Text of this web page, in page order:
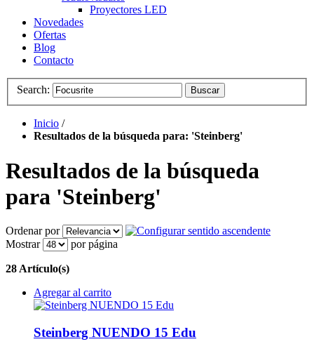
Proyectores LED
Novedades
Ofertas
Blog
Contacto
Search: Buscar
Inicio /
Resultados de la búsqueda para: 'Steinberg'
Resultados de la búsqueda
para 'Steinberg'
Ordenar por
Mostrar
por página
28 Artículo(s)
Agregar al carrito
Steinberg NUENDO 15 Edu